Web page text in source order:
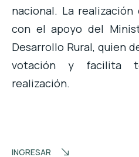
nacional. La
con el apoyo del
Desarrollo Rural, quien
votación y facilita
realización.
INGRESAR